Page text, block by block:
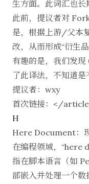
生方面。此词汇也长
此前，提议者对
是，根据上游/父本
改，从而形成“衍生品
有趣的是，我们发
了此译法，不知道是
提议者：wxy
首次链接：</
H
Here Document：
在编程领域，“here
指在脚本语言（如
部嵌入并处理一个